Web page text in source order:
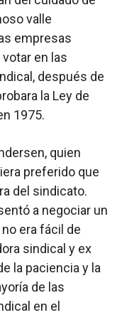
valle
empresas
en las
después de
la Ley de
1975.
quien
preferido que
del sindicato.
a negociar un
era fácil de
sindical y ex
la paciencia y la
de las
en el